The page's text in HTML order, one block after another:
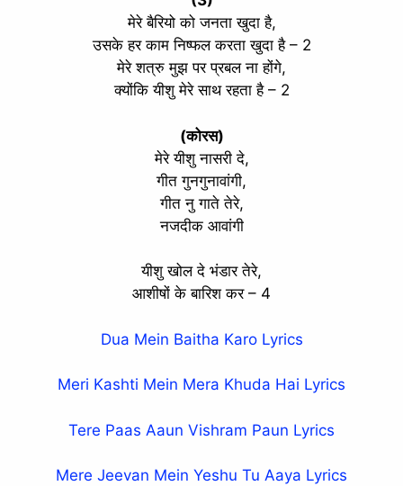
मेरे बैरियो को जनता खुदा है,
उसके हर काम निष्फल करता खुदा है – 2
मेरे शत्रु मुझ पर प्रबल ना होंगे,
क्योंकि यीशु मेरे साथ रहता है – 2
(कोरस)
मेरे यीशु नासरी दे,
गीत गुनगुनावांगी,
गीत नु गाते तेरे,
नजदीक आवांगी
यीशु खोल दे भंडार तेरे,
आशीषों के बारिश कर – 4
Dua Mein Baitha Karo Lyrics
Meri Kashti Mein Mera Khuda Hai Lyrics
Tere Paas Aaun Vishram Paun Lyrics
Mere Jeevan Mein Yeshu Tu Aaya Lyrics